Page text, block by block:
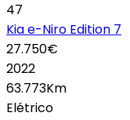
47
Kia e-Niro Edition 7
27.750€
2022
63.773Km
Elétrico